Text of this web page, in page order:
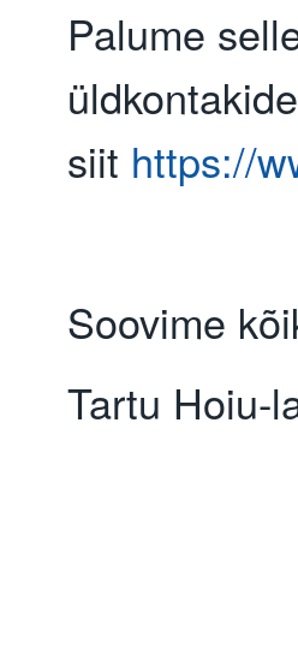
Palume
siit https://
Soovime
Tartu Hoiu-